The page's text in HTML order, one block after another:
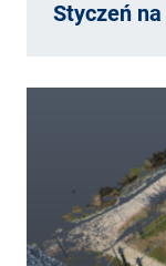
Styczeń